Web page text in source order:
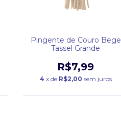
Pingente de Couro Bege
Tassel Grande
R$7,99
4 x de R$2,00 sem juros